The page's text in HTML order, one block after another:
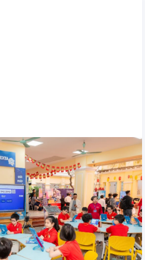
giải pháp giáo dục
Hoàn Kiếm
gia Tuần lễ Chuyển đổi số 2025
quan trọng đánh dấu bước tiến
nghệ vào giáo dục. Với chủ đề
và phát triển – Kết nối toàn cầu”,